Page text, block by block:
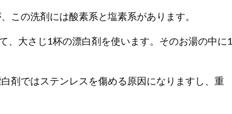
この洗剤には酸素系と塩素系があります。
大さじ1杯の漂白剤を使います。そのお湯の中に1
剤ではステンレスを傷める原因になりますし、重